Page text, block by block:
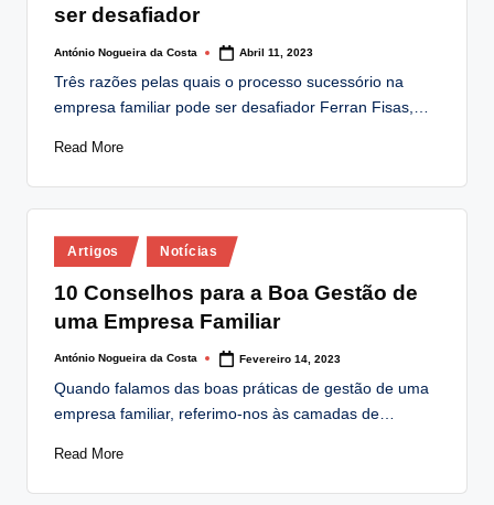
ser desafiador
Posted
António Nogueira da Costa Abril 11, 2023
Três razões pelas quais o processo sucessório na
empresa familiar pode ser desafiador Ferran Fisas,…
Read More
Posted
in
Artigos Notícias
10 Conselhos para a Boa Gestão de
uma Empresa Familiar
Posted
António Nogueira da Costa Fevereiro 14, 2023
Quando falamos das boas práticas de gestão de uma
empresa familiar, referimo-nos às camadas de…
Read More